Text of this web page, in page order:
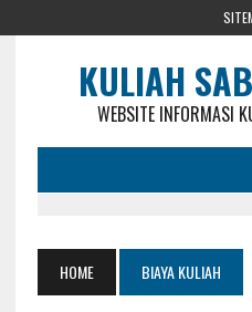
KULIAH
WEBSITE INFORMASI
HOME BIAYA KULIAH